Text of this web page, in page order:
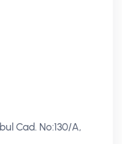
Cad. No:130/A,